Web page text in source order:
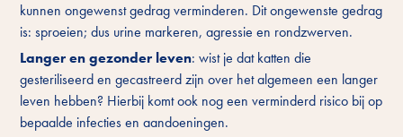
kunnen ongewenst gedrag verminderen. Dit ongewenste gedrag
is: sproeien; dus urine markeren, agressie en rondzwerven.
Langer en gezonder leven: wist je dat katten die
gesteriliseerd en gecastreerd zijn over het algemeen een langer
leven hebben? Hierbij komt ook nog een verminderd risico bij op
bepaalde infecties en aandoeningen.